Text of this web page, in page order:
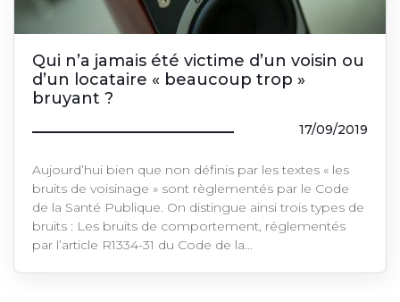
Qui n’a jamais été victime d’un voisin ou
d’un locataire « beaucoup trop »
bruyant ?
17/09/2019
Aujourd’hui bien que non définis par les textes « les
bruits de voisinage » sont règlementés par le Code
de la Santé Publique. On distingue ainsi trois types de
bruits : Les bruits de comportement, réglementés
par l’article R1334-31 du Code de la…